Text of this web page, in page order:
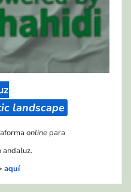
landscape
online para
andaluz.
aquí